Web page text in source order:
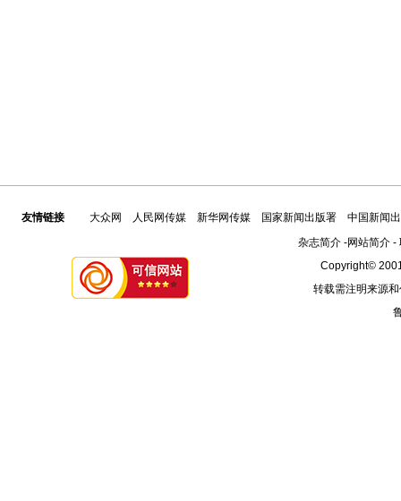
友情链接 大众网 人民网传媒 新华网传媒 国家新闻出版署
中国新闻
杂志简介-网站简介-
Copyright©
转载需注明来源